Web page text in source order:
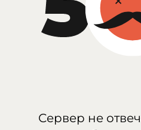
Сервер не